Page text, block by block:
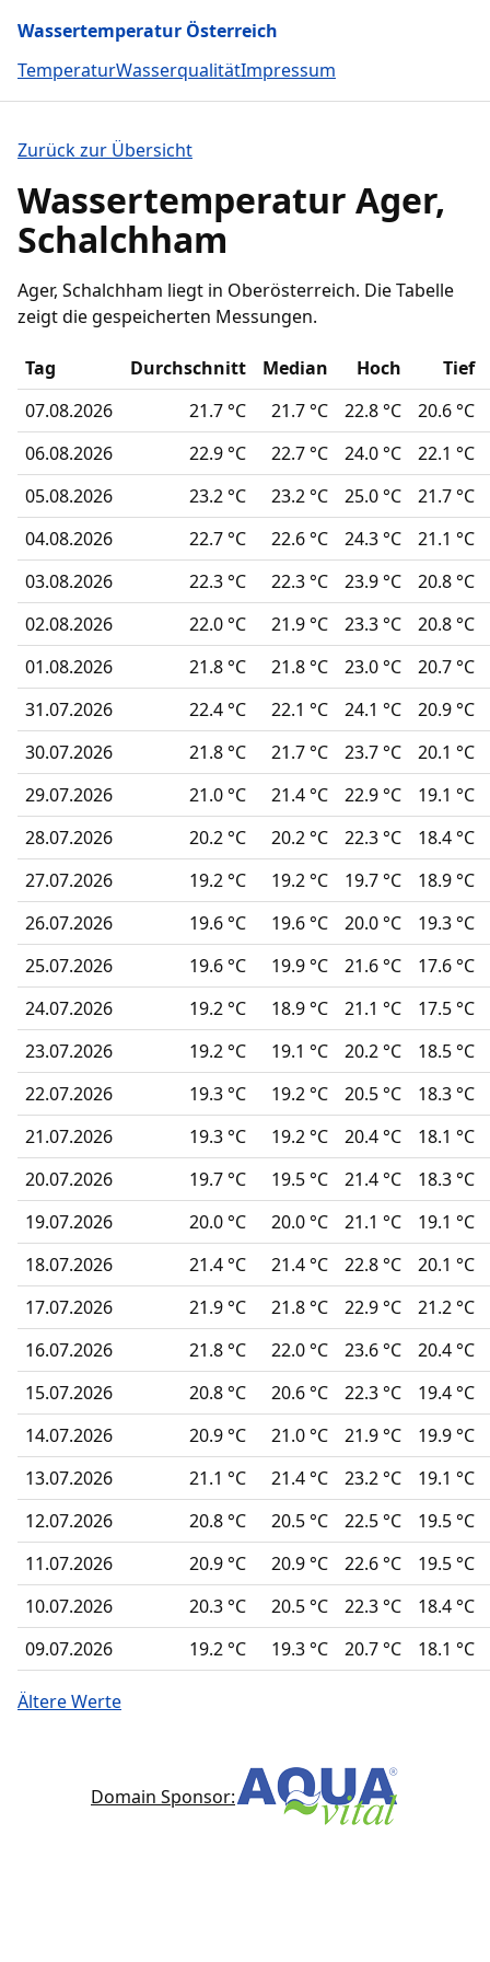
Wassertemperatur Österreich
TemperaturWasserqualitätImpressum
Zurück zur Übersicht
Wassertemperatur Ager,
Schalchham
Ager, Schalchham liegt in Oberösterreich. Die Tabelle
zeigt die gespeicherten Messungen.
Tag Durchschnitt Median Hoch
Tief
07.08.2026
21.7 °C 21.7 °C 22.8 °C
20.6 °C
06.08.2026
22.9 °C 22.7 °C 24.0 °C
22.1 °C
05.08.2026
23.2 °C 23.2 °C 25.0 °C
21.7 °C
04.08.2026
22.7 °C 22.6 °C 24.3 °C
21.1 °C
03.08.2026
22.3 °C 22.3 °C 23.9 °C
20.8 °C
02.08.2026
22.0 °C 21.9 °C 23.3 °C
20.8 °C
01.08.2026
21.8 °C 21.8 °C 23.0 °C
20.7 °C
31.07.2026
22.4 °C 22.1 °C 24.1 °C
20.9 °C
30.07.2026
21.8 °C 21.7 °C 23.7 °C
20.1 °C
29.07.2026
21.0 °C 21.4 °C 22.9 °C
19.1 °C
28.07.2026
20.2 °C 20.2 °C 22.3 °C
18.4 °C
27.07.2026
19.2 °C 19.2 °C 19.7 °C
18.9 °C
26.07.2026
19.6 °C 19.6 °C 20.0 °C
19.3 °C
25.07.2026
19.6 °C 19.9 °C 21.6 °C
17.6 °C
24.07.2026
19.2 °C 18.9 °C 21.1 °C
17.5 °C
23.07.2026
19.2 °C 19.1 °C 20.2 °C
18.5 °C
22.07.2026
19.3 °C 19.2 °C 20.5 °C
18.3 °C
21.07.2026
19.3 °C 19.2 °C 20.4 °C
18.1 °C
20.07.2026
19.7 °C 19.5 °C 21.4 °C
18.3 °C
19.07.2026
20.0 °C 20.0 °C 21.1 °C
19.1 °C
18.07.2026
21.4 °C 21.4 °C 22.8 °C
20.1 °C
17.07.2026
21.9 °C 21.8 °C 22.9 °C
21.2 °C
16.07.2026
21.8 °C 22.0 °C 23.6 °C
20.4 °C
15.07.2026
20.8 °C 20.6 °C 22.3 °C
19.4 °C
14.07.2026
20.9 °C 21.0 °C 21.9 °C
19.9 °C
13.07.2026
21.1 °C 21.4 °C 23.2 °C
19.1 °C
12.07.2026
20.8 °C 20.5 °C 22.5 °C
19.5 °C
11.07.2026
20.9 °C 20.9 °C 22.6 °C
19.5 °C
10.07.2026
20.3 °C 20.5 °C 22.3 °C
18.4 °C
09.07.2026
19.2 °C 19.3 °C 20.7 °C 18.1 °C
Ältere Werte
Domain Sponsor: